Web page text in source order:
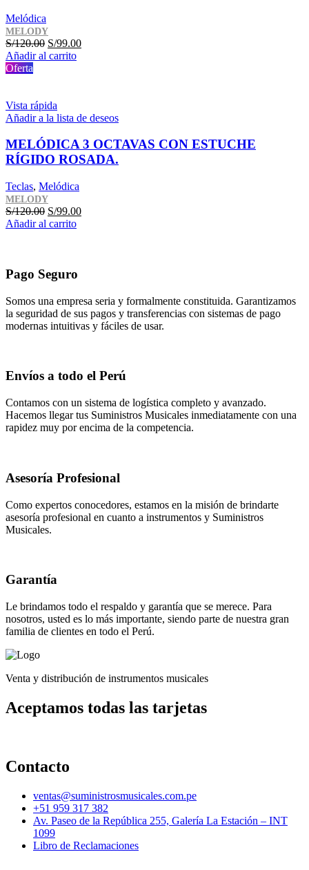
Melódica
MELODY
S/120.00 El
precio
S/99.00El
Añadir al carrito
Oferta
Vista rápida
Añadir a la lista de deseos
MELÓDICA 3 OCTAVAS CON ESTUCHE
RÍGIDO ROSADA.
Teclas, Melódica
MELODY
S/120.00 El
precio
S/99.00El
Añadir al carrito
Pago Seguro
Somos una empresa seria y formalmente constituida. Garantizamos
la seguridad de sus pagos y transferencias con sistemas de pago
modernas intuitivas y fáciles de usar.
Envíos a todo el Perú
Contamos con un sistema de logística completo y avanzado.
Hacemos llegar tus Suministros Musicales inmediatamente con una
rapidez muy por encima de la competencia.
Asesoría Profesional
Como expertos conocedores, estamos en la misión de brindarte
asesoría profesional en cuanto a instrumentos y Suministros
Musicales.
Garantía
Le brindamos todo el respaldo y garantía que se merece. Para
nosotros, usted es lo más importante, siendo parte de nuestra gran
familia de clientes en todo el Perú.
Venta y distribución de instrumentos musicales
Aceptamos todas las tarjetas
Contacto
ventas@suministrosmusicales.com.pe
+51 959 317 382
Av. Paseo de la República 255, Galería La Estación – INT
1099
Libro de Reclamaciones